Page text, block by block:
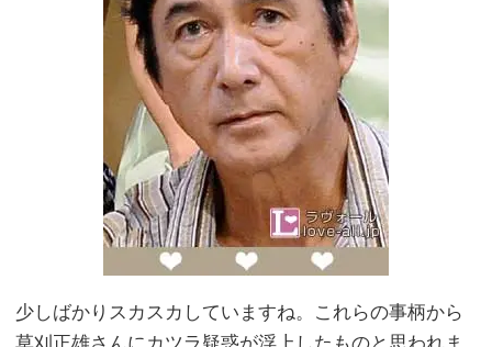
少しばかりスカスカしていますね。これらの事柄から